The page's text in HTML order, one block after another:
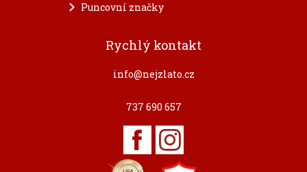
Puncovní značky
Rychlý kontakt
info@nejzlato.cz
737 690 657